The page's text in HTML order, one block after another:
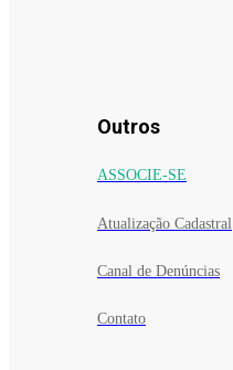
Outros
ASSOCIE-SE
Atualização Cadastral
Canal de Denúncias
Contato